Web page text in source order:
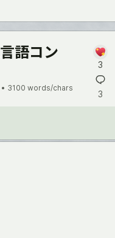
語コン
3100 words/chars
3
3